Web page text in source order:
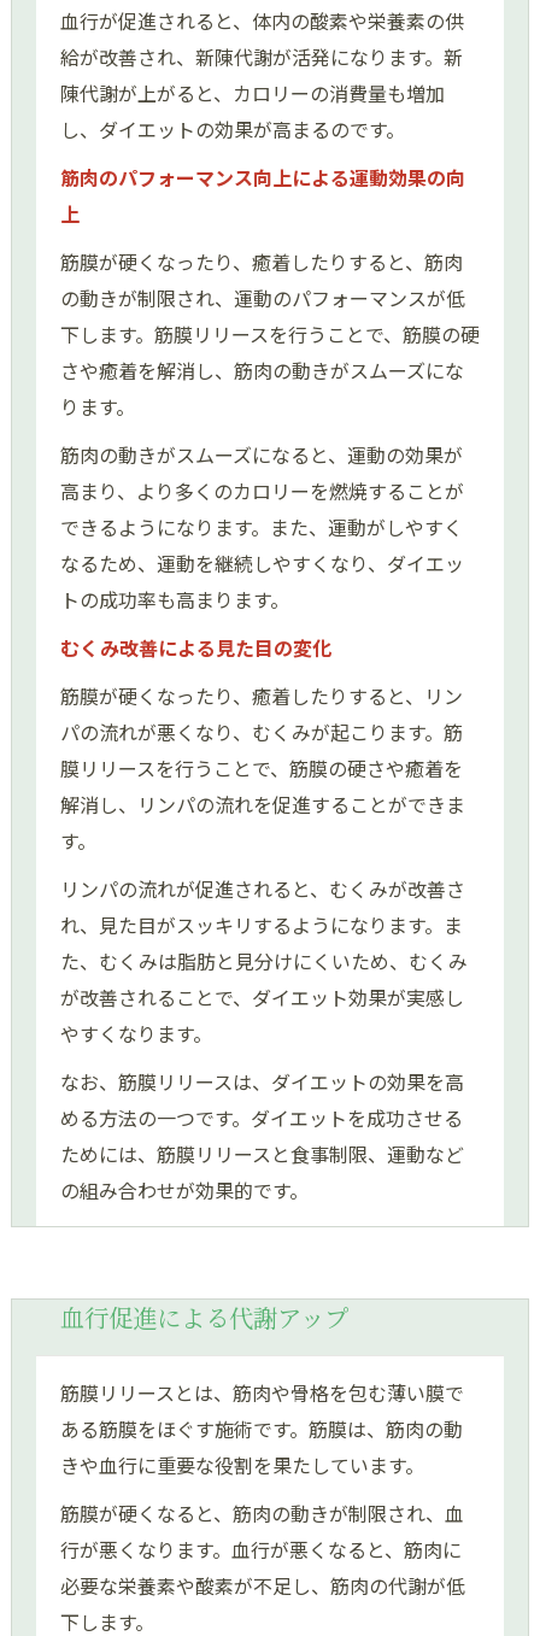
血行が促進されると、体内の酸素や栄養素の供
給が改善され、新陳代謝が活発になります。新
陳代謝が上がると、カロリーの消費量も増加
し、ダイエットの効果が高まるのです。
筋肉のパフォーマンス向上による運動効果の向
上
筋膜が硬くなったり、癒着したりすると、筋肉
の動きが制限され、運動のパフォーマンスが低
下します。筋膜リリースを行うことで、筋膜の硬
さや癒着を解消し、筋肉の動きがスムーズにな
ります。
筋肉の動きがスムーズになると、運動の効果が
高まり、より多くのカロリーを燃焼することが
できるようになります。また、運動がしやすく
なるため、運動を継続しやすくなり、ダイエッ
トの成功率も高まります。
むくみ改善による見た目の変化
筋膜が硬くなったり、癒着したりすると、リン
パの流れが悪くなり、むくみが起こります。筋
膜リリースを行うことで、筋膜の硬さや癒着を
解消し、リンパの流れを促進することができま
す。
リンパの流れが促進されると、むくみが改善さ
れ、見た目がスッキリするようになります。ま
た、むくみは脂肪と見分けにくいため、むくみ
が改善されることで、ダイエット効果が実感し
やすくなります。
なお、筋膜リリースは、ダイエットの効果を高
める方法の一つです。ダイエットを成功させる
ためには、筋膜リリースと食事制限、運動など
の組み合わせが効果的です。
血行促進による代謝アップ
筋膜リリースとは、筋肉や骨格を包む薄い膜で
ある筋膜をほぐす施術です。筋膜は、筋肉の動
きや血行に重要な役割を果たしています。
筋膜が硬くなると、筋肉の動きが制限され、血
行が悪くなります。血行が悪くなると、筋肉に
必要な栄養素や酸素が不足し、筋肉の代謝が低
下します。